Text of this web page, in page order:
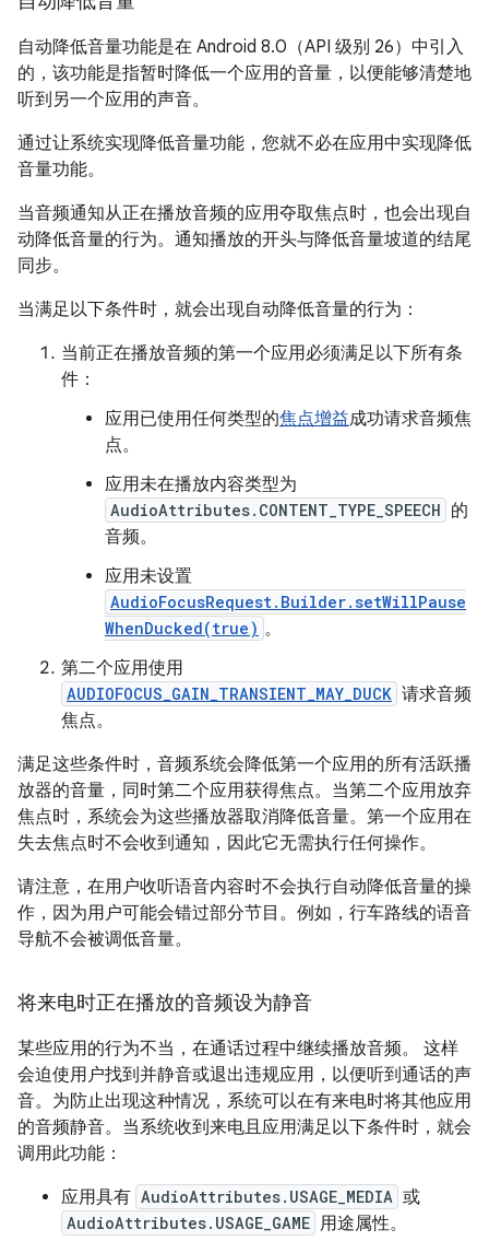
自动降低音量功能是在 Android 8.0（API 级别 26）中引入
的，该功能是指暂时降低一个应用的音量，以便能够清楚地
听到另一个应用的声音。
通过让系统实现降低音量功能，您就不必在应用中实现降低
音量功能。
当音频通知从正在播放音频的应用夺取焦点时，也会出现自
动降低音量的行为。通知播放的开头与降低音量坡道的结尾
同步。
当满足以下条件时，就会出现自动降低音量的行为：
当前正在播放音频的第一个应用必须满足以下所有条
件：
应用已使用任何类型的焦点增益成功请求音频焦
点。
应用未在播放内容类型为
AudioAttributes.CONTENT_TYPE_SPEECH 的
音频。
应用未设置
AudioFocusRequest.Builder.setWillPause
WhenDucked(true) 。
第二个应用使用
AUDIOFOCUS_GAIN_TRANSIENT_MAY_DUCK 请求音频
焦点。
满足这些条件时，音频系统会降低第一个应用的所有活跃播
放器的音量，同时第二个应用获得焦点。当第二个应用放弃
焦点时，系统会为这些播放器取消降低音量。第一个应用在
失去焦点时不会收到通知，因此它无需执行任何操作。
请注意，在用户收听语音内容时不会执行自动降低音量的操
作，因为用户可能会错过部分节目。例如，行车路线的语音
导航不会被调低音量。
将来电时正在播放的音频设为静音
某些应用的行为不当，在通话过程中继续播放音频。 这样
会迫使用户找到并静音或退出违规应用，以便听到通话的声
音。为防止出现这种情况，系统可以在有来电时将其他应用
的音频静音。当系统收到来电且应用满足以下条件时，就会
调用此功能：
应用具有 AudioAttributes.USAGE_MEDIA 或
AudioAttributes.USAGE_GAME 用途属性。